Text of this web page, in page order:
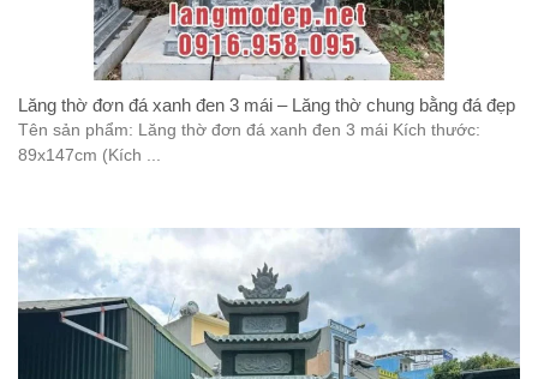
Lăng thờ đơn đá xanh đen 3 mái – Lăng thờ chung bằng đá đẹp
Tên sản phẩm: Lăng thờ đơn đá xanh đen 3 mái Kích thước:
89x147cm (Kích ...